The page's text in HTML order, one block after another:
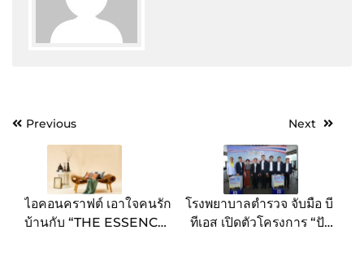
PostPrevious
ไอคอนคราฟต์ เอาใจคนรัก
บ้านกับ “THE ESSENCE
Next
โรงพยาบาลตำรวจ จับมือ บี
ทีเอส เปิดตัวโครงการ “ปัน